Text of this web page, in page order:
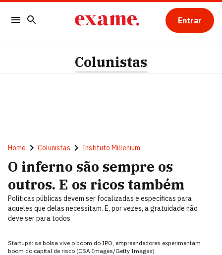
Entrar
Colunistas
Home Colunistas Instituto Millenium
O inferno são sempre os
outros. E os ricos também
Políticas públicas devem ser focalizadas e específicas para
aqueles que delas necessitam. E, por vezes, a gratuidade não
deve ser para todos
Startups: se bolsa vive o boom do IPO, empreendedores experimentam
boom do capital de risco (CSA Images/Getty Images)